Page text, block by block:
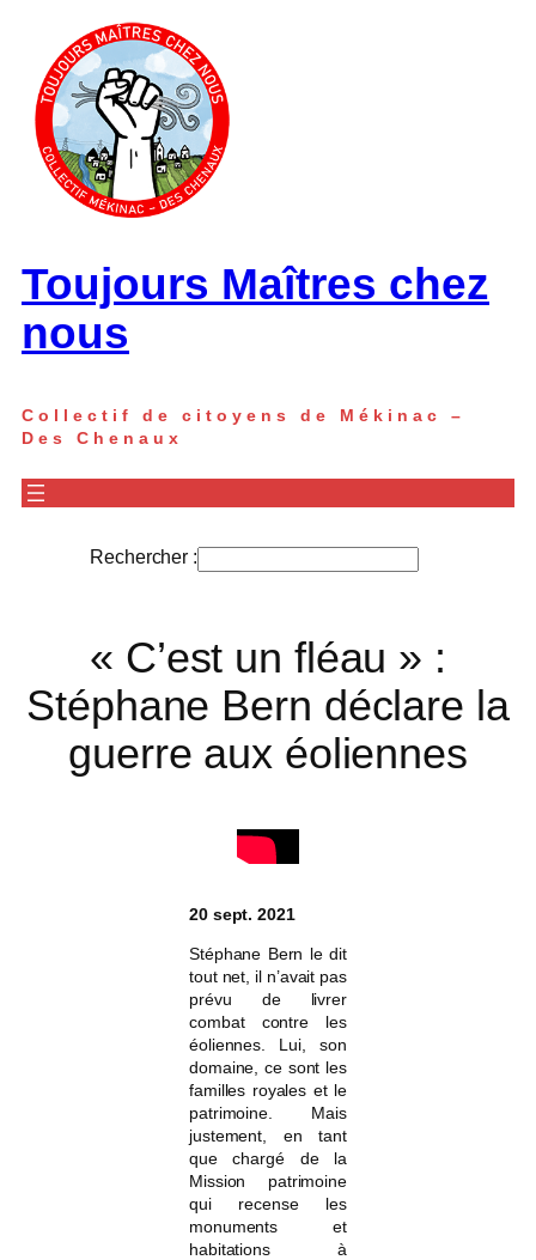
Toujours Maîtres chez
nous
Collectif de citoyens de Mékinac –
Des Chenaux
Rechercher :
h
e
r
h
« C’est un fléau » :
Stéphane Bern déclare la
guerre aux éoliennes
20 sept. 2021
Stéphane Bern le dit
tout net, il n’avait pas
prévu de livrer
combat contre les
éoliennes. Lui, son
domaine, ce sont les
familles royales et le
patrimoine. Mais
justement, en tant
que chargé de la
Mission patrimoine
qui recense les
monuments et
habitations à